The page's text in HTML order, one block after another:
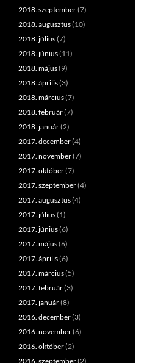
2018. szeptember(7)
2018. augusztus(10)
2018. július(7)
2018. június(11)
2018. május(9)
2018. április(3)
2018. március(7)
2018. február(7)
2018. január(2)
2017. december(4)
2017. november(7)
2017. október(7)
2017. szeptember(4)
2017. augusztus(4)
2017. július(1)
2017. június(6)
2017. május(6)
2017. április(6)
2017. március(5)
2017. február(3)
2017. január(8)
2016. december(3)
2016. november(6)
2016. október(2)
2016. szeptember(2)